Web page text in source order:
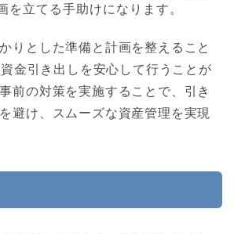
を立てる手助けになります。
りとした準備と計画を整えること
金引き出しを安心して行うことが
前の対策を実施することで、引き
避け、スムーズな資産管理を実現